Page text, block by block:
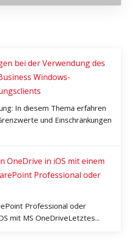
bei der Verwendung des
Windows-
In diesem Thema erfahren
und Einschränkungen
OneDrive in iOS mit einem
Professional oder
Professional oder
mit MS OneDriveLetztes...